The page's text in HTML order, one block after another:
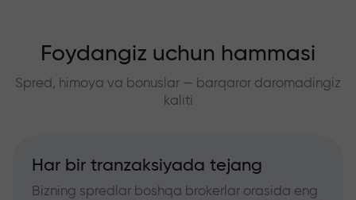
Foydangiz uchun hammasi
Spred, himoya va bonuslar — barqaror daromadingiz
kaliti
Har bir tranzaksiyada tejang
Bizning spredlar boshqa brokerlar orasida eng